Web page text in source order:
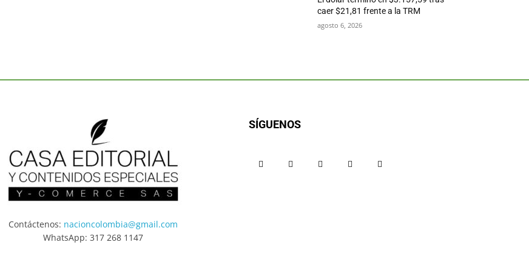
caer $21,81 frente a la TRM
agosto 6, 2026
Contáctenos: nacioncolombia@gmail.com
WhatsApp: 317 268 1147
SÍGUENOS